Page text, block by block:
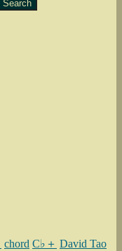
Search
chord C♭＋ David Tao